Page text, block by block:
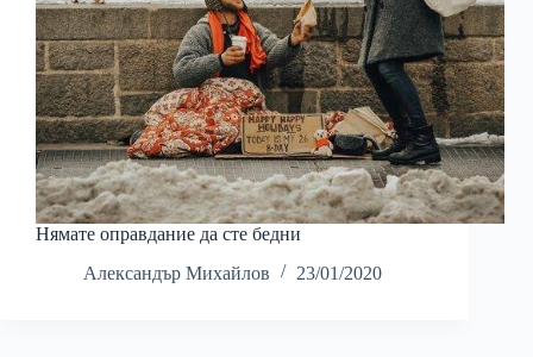
Нямате оправдание да сте бедни
Александър Михайлов
23/01/2020